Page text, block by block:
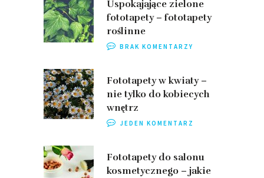
Uspokajające zielone
fototapety – fototapety
roślinne
BRAK KOMENTARZY
Fototapety w kwiaty –
nie tylko do kobiecych
wnętrz
JEDEN KOMENTARZ
Fototapety do salonu
kosmetycznego – jakie